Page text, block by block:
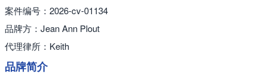
案件编号：2026-cv-01134
品牌方：Jean Ann Plout
代理律所：Keith
品牌简介